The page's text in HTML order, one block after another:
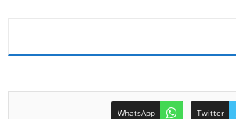
Twitter
WhatsApp